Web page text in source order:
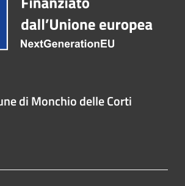
di Monchio delle Corti